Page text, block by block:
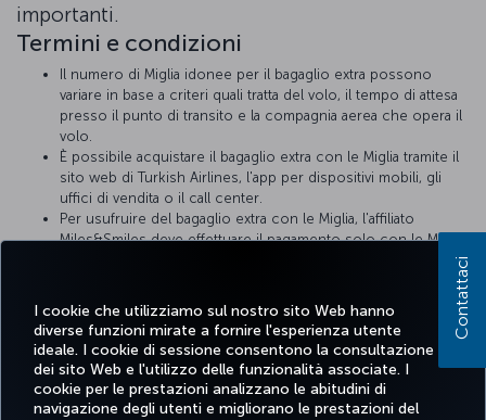
I cookie che utilizziamo sul nostro sito Web hanno
diverse funzioni mirate a fornire l'esperienza utente
ideale. I cookie di sessione consentono la consultazione
dei sito Web e l'utilizzo delle funzionalità associate. I
cookie per le prestazioni analizzano le abitudini di
navigazione degli utenti e migliorano le prestazioni del
importanti.
Termini e condizioni
Il numero di Miglia idonee per il bagaglio extra possono
variare in base a criteri quali tratta del volo, il tempo di attesa
presso il punto di transito e la compagnia aerea che opera il
volo.
È possibile acquistare il bagaglio extra con le Miglia tramite il
sito web di Turkish Airlines, l'app per dispositivi mobili, gli
uffici di vendita o il call center.
Per usufruire del bagaglio extra con le Miglia, l'affiliato
Miles&Smiles deve effettuare il pagamento solo con le Miglia.
dettagli, visita la nostra pagina sul
bagaglio extra
Facebook
TwitterInstagram
YouTubeLinkedIn
TikTokBlogPinterest
Contattaci